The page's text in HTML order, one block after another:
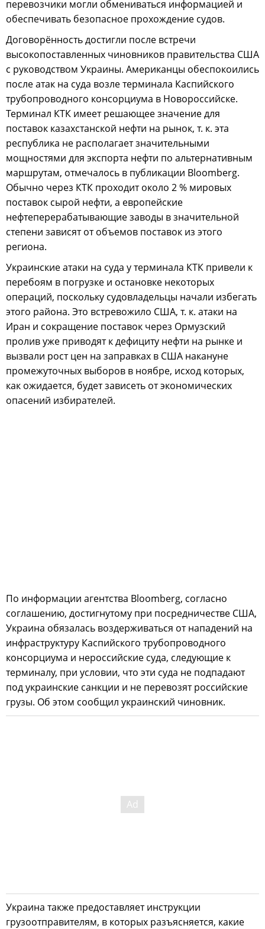
перевозчики могли обмениваться информацией и
обеспечивать безопасное прохождение судов.
Договорённость достигли после встречи
высокопоставленных чиновников правительства США
с руководством Украины. Американцы обеспокоились
после атак на суда возле терминала Каспийского
трубопроводного консорциума в Новороссийске.
Терминал КТК имеет решающее значение для
поставок казахстанской нефти на рынок, т. к. эта
республика не располагает значительными
мощностями для экспорта нефти по альтернативным
маршрутам, отмечалось в публикации Bloomberg.
Обычно через КТК проходит около 2 % мировых
поставок сырой нефти, а европейские
нефтеперерабатывающие заводы в значительной
степени зависят от объемов поставок из этого
региона.
Украинские атаки на суда у терминала КТК привели к
перебоям в погрузке и остановке некоторых
операций, поскольку судовладельцы начали избегать
этого района. Это встревожило США, т. к. атаки на
Иран и сокращение поставок через Ормузский
пролив уже приводят к дефициту нефти на рынке и
вызвали рост цен на заправках в США накануне
промежуточных выборов в ноябре, исход которых,
как ожидается, будет зависеть от экономических
опасений избирателей.
По информации агентства Bloomberg, согласно
соглашению, достигнутому при посредничестве США,
Украина обязалась воздерживаться от нападений на
инфраструктуру Каспийского трубопроводного
консорциума и нероссийские суда, следующие к
терминалу, при условии, что эти суда не подпадают
под украинские санкции и не перевозят российские
грузы. Об этом сообщил украинский чиновник.
Украина также предоставляет инструкции
грузоотправителям, в которых разъясняется, какие